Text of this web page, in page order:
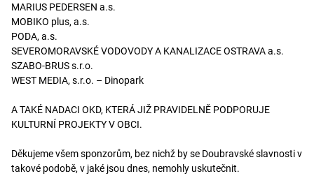
MARIUS PEDERSEN a.s.
MOBIKO plus, a.s.
PODA, a.s.
SEVEROMORAVSKÉ VODOVODY A KANALIZACE OSTRAVA a.s.
SZABO-BRUS s.r.o.
WEST MEDIA, s.r.o. – Dinopark
A TAKÉ NADACI OKD, KTERÁ JIŽ PRAVIDELNĚ PODPORUJE
KULTURNÍ PROJEKTY V OBCI.
Děkujeme všem sponzorům, bez nichž by se Doubravské slavnosti v
takové podobě, v jaké jsou dnes, nemohly uskutečnit.